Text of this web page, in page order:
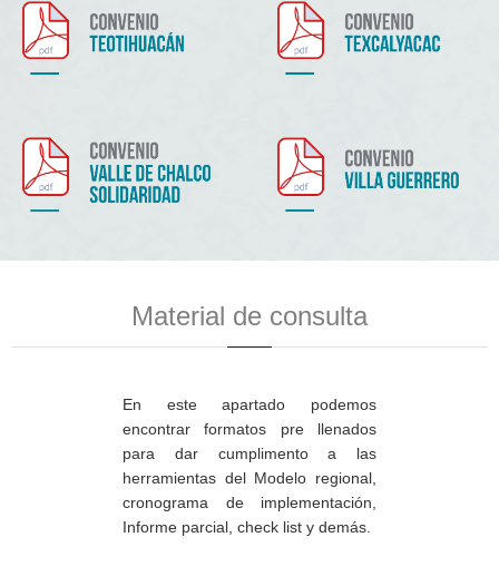
Material de consulta
En este apartado podemos
encontrar formatos pre llenados
para dar cumplimento a las
herramientas del Modelo regional,
cronograma de implementación,
Informe parcial, check list y demás.